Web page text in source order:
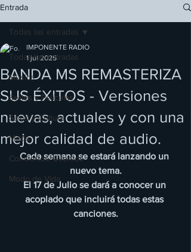
Entrada
Todas las entradas
Música
Series y Películas
Salud y Cultura
Moda
Conciertos/ Eventos
Modo de Vida
Todas las entradas
BANDA MS REMASTERIZA
SUS ÉXITOS - Versiones
nuevas, actuales y con una
mejor calidad de audio.
IMPONENTE RADIO
1 jul 2025
Cada semana se estará lanzando un
nuevo tema.
El 17 de Julio se dará a conocer un
acoplado que incluirá todas estas
canciones.